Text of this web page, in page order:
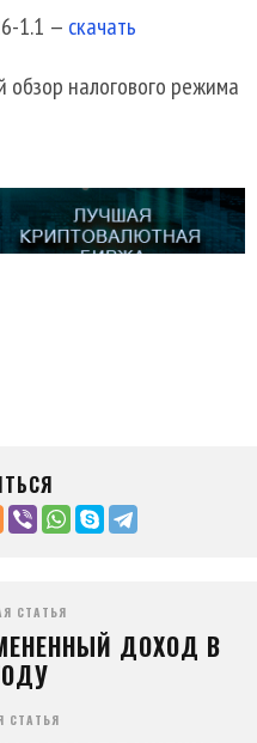
1.1 — скачать
налогового режима
СТАТЬЯ
ДОХОД В
СТАТЬЯ